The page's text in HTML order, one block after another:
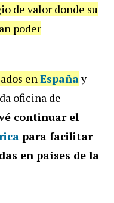
de valor donde su
poder
enEspañay
oficina de
continuar el
para facilitar
en países de la